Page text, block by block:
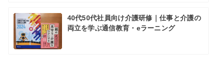
40代50代社員向け介護研修｜仕事と介護の
両立を学ぶ通信教育・eラーニング